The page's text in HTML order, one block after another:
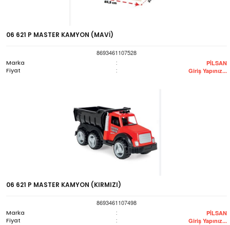
06 621 P MASTER KAMYON (MAVİ)
8693461107528
Marka
: PİLSAN
Fiyat : Giriş Yapınız...
06 621 P MASTER KAMYON (KIRMIZI)
8693461107498
Marka
: PİLSAN
Fiyat : Giriş Yapınız...